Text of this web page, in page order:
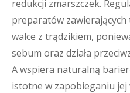
redukcji zmarszczek.
preparatów
walce z trądzikiem,
sebum oraz działa
A wspiera naturalną
istotne w zapobieganiu jej